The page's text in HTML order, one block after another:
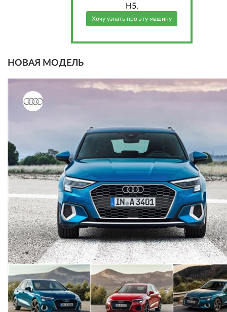
H5.
Хочу узнать про эту машину
НОВАЯ МОДЕЛЬ